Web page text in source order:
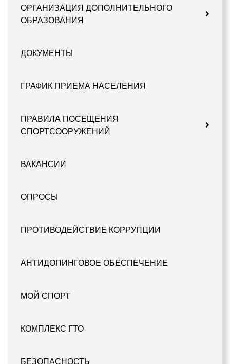
ОРГАНИЗАЦИЯ ДОПОЛНИТЕЛЬНОГО
ОБРАЗОВАНИЯ
ДОКУМЕНТЫ
ГРАФИК ПРИЕМА НАСЕЛЕНИЯ
ПРАВИЛА ПОСЕЩЕНИЯ
СПОРТСООРУЖЕНИЙ
ВАКАНСИИ
ОПРОСЫ
ПРОТИВОДЕЙСТВИЕ КОРРУПЦИИ
АНТИДОПИНГОВОЕ ОБЕСПЕЧЕНИЕ
МОЙ СПОРТ
КОМПЛЕКС ГТО
БЕЗОПАСНОСТЬ